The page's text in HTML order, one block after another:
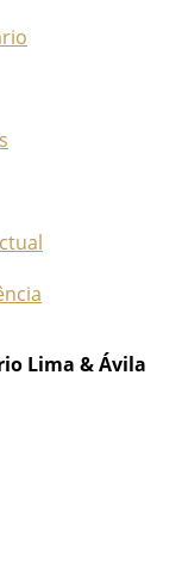
Lima & Ávila